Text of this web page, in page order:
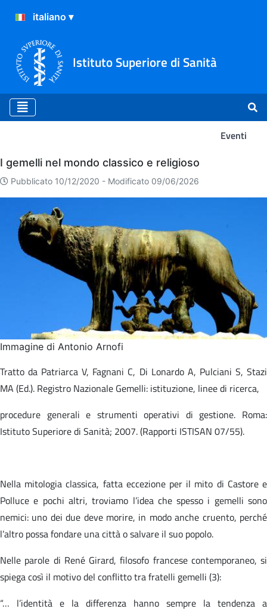
Istituto Superiore di Sanità
Eventi
Eventi
I gemelli nel mondo classico e religioso
Pubblicato 10/12/2020 - Modificato 09/06/2026
Immagine di Antonio Arnofi
Tratto da Patriarca V, Fagnani C, Di Lonardo A, Pulciani S, Stazi
MA (Ed.). Registro Nazionale Gemelli: istituzione, linee di ricerca,​
procedure generali e strumenti operativi di gestione. Roma:
Istituto Superiore di Sanità; 2007. (Rapporti ISTISAN 07/55).​
Nella mitologia classica, fatta eccezione per il mito di Castore e
Polluce e pochi altri, troviamo l’idea che spesso i gemelli sono
nemici: uno dei due deve morire, in modo anche cruento, perché
l’altro possa fondare una città o salvare il suo popolo.
Nelle parole di René Girard, filosofo francese contemporaneo, si
spiega così il motivo del conflitto tra fratelli gemelli (3):
“… l’identità e la differenza hanno sempre la tendenza a